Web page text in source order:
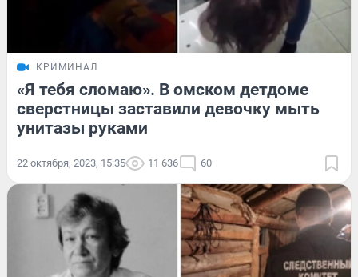
КРИМИНАЛ
«Я тебя сломаю». В омском детдоме
сверстницы заставили девочку мыть
унитазы руками
22 октября, 2023, 15:35 11 636 60